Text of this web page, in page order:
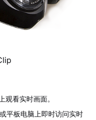
观看实时画面。
平板电脑上即时访问实时